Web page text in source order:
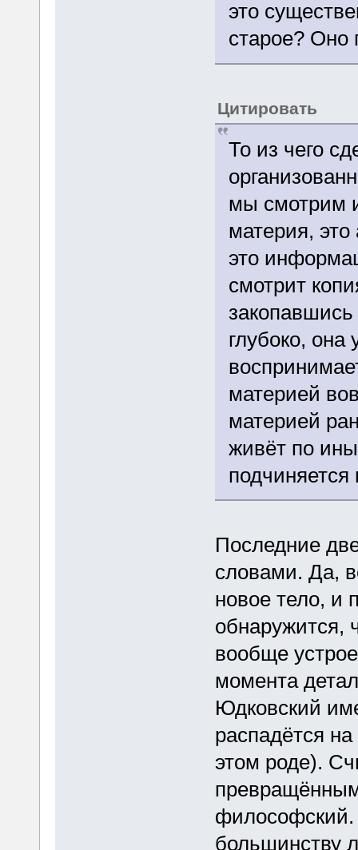
это
старое? Оно
Цитировать
То из чего
мы смотрим
материя,
это
смотрит
закопавшись
глубоко, она
материей
материей
живёт по
подчиняется
Последние
словами. Да,
новое тело, и
обнаружится,
вообще
момента
Юдковский
распадётся
этом роде).
большинству